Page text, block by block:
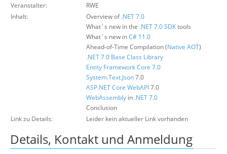
Veranstalter:
RWE
Inhalt:
Overview of.NET 7.0
What´s new in the .NET 7.0SDKtools
What´s new inC# 11.0
Ahead-of-Time Compilation (Native AOT)
.NET 7.0 Base Class Library
Entity Framework Core 7.0
System.Text.Json7.0
ASP.NET Core WebAPI7.0
WebAssembly in .NET 7.0
Conclusion
Link zu Details:
Leider kein aktueller Link vorhanden
Details, Kontakt und Anmeldung